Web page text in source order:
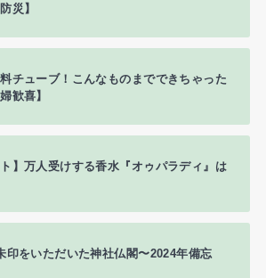
災】
チューブ！こんなものまでできちゃった
歓喜】
ト】万人受けする香水『オゥパラディ』は
印をいただいた神社仏閣〜2024年備忘